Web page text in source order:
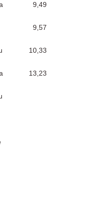
9,49
9,57
10,33
13,23